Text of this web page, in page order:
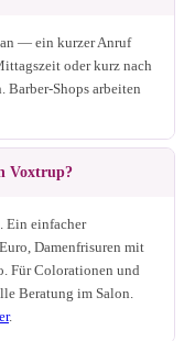
an — ein kurzer Anruf
oder kurz nach
Barber-Shops arbeiten
Voxtrup?
Ein einfacher
Damenfrisuren mit
Für Colorationen und
Beratung im Salon.
.